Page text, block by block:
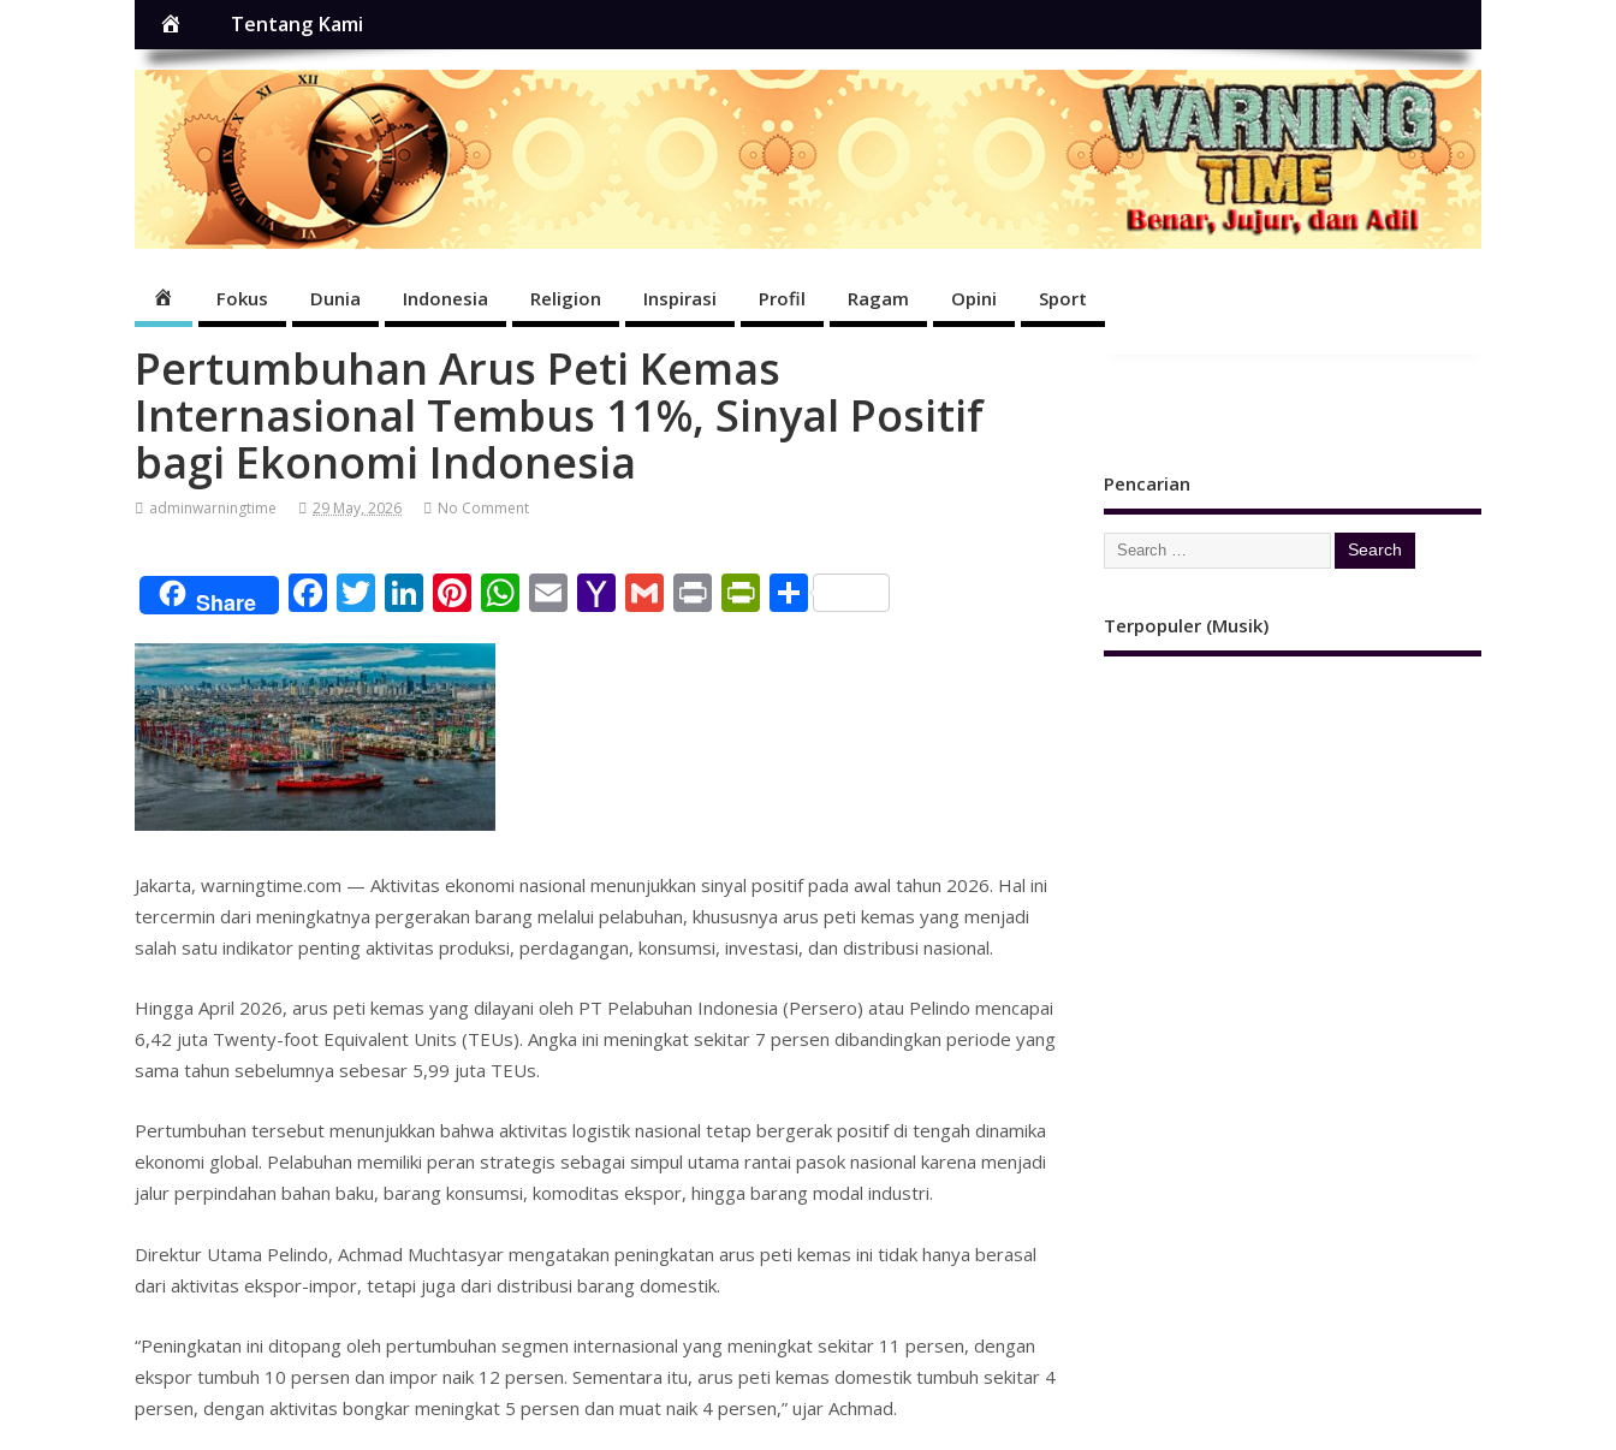
HomeTentang Kami
HomeFokus Dunia Indonesia Religion Inspirasi Profil Ragam Opini Sport
Pertumbuhan Arus Peti Kemas
Internasional Tembus 11%, Sinyal Positif
bagi Ekonomi Indonesia
adminwarningtime 29 May, 2026 No Comment
Share F
ac
e
b
o
o
k
T
w
itt
er
Li
n
k
e
dI
n
Pi
nt
er
e
st
W E Y G Pr Pr S
Jakarta, warningtime.com — Aktivitas ekonomi nasional menunjukkan sinyal positif pada awal tahun 2026. Hal ini
tercermin dari meningkatnya pergerakan barang melalui pelabuhan, khususnya arus peti kemas yang menjadi
salah satu indikator penting aktivitas produksi, perdagangan, konsumsi, investasi, dan distribusi nasional.
Hingga April 2026, arus peti kemas yang dilayani oleh PT Pelabuhan Indonesia (Persero) atau Pelindo mencapai
6,42 juta Twenty-foot Equivalent Units (TEUs). Angka ini meningkat sekitar 7 persen dibandingkan periode yang
sama tahun sebelumnya sebesar 5,99 juta TEUs.
Pertumbuhan tersebut menunjukkan bahwa aktivitas logistik nasional tetap bergerak positif di tengah dinamika
ekonomi global. Pelabuhan memiliki peran strategis sebagai simpul utama rantai pasok nasional karena menjadi
jalur perpindahan bahan baku, barang konsumsi, komoditas ekspor, hingga barang modal industri.
Direktur Utama Pelindo, Achmad Muchtasyar mengatakan peningkatan arus peti kemas ini tidak hanya berasal
dari aktivitas ekspor-impor, tetapi juga dari distribusi barang domestik.
“Peningkatan ini ditopang oleh pertumbuhan segmen internasional yang meningkat sekitar 11 persen, dengan
ekspor tumbuh 10 persen dan impor naik 12 persen. Sementara itu, arus peti kemas domestik tumbuh sekitar 4
persen, dengan aktivitas bongkar meningkat 5 persen dan muat naik 4 persen,” ujar Achmad.
Pencarian
Terpopuler (Musik)